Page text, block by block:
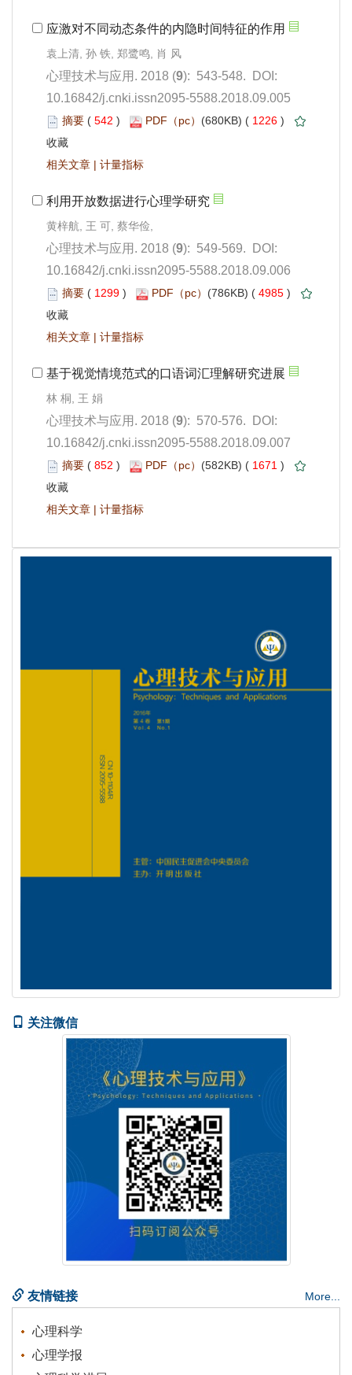
): 543-548. DOI:
10.16842/j.cnki.issn2095-5588.2018.09.005
542 ) 1226 )
|
黄梓航, 王 可, 蔡华俭,
): 549-569. DOI:
10.16842/j.cnki.issn2095-5588.2018.09.006
1299 ) 4985 )
|
): 570-576. DOI:
10.16842/j.cnki.issn2095-5588.2018.09.007
852 ) 1671 )
|